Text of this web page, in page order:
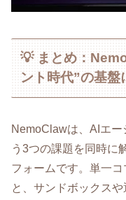
💡 まとめ：
ント時代”の基盤
NemoClawは、AIエ
う3つの課題を同時に
フォームです。単一
と、サンドボックス